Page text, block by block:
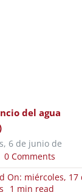
del agua
6 de junio de
0 Comments
On: miércoles, 17
1 min read